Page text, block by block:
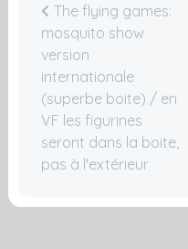
The flying games:
mosquito show
version
internationale
(superbe boite) / en
VF les figurines
seront dans la boite,
pas à l'extérieur